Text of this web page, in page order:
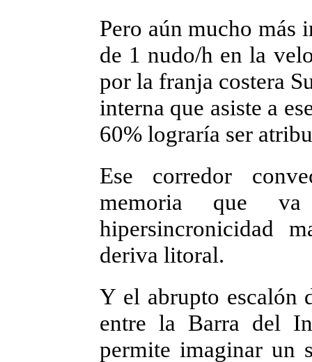
Pero aún mucho más
de 1 nudo/h en la
por la franja costera
interna que asiste a
60% lograría ser
Ese corredor
memoria que
hipersincronicidad
deriva litoral.
Y el abrupto escalón
entre la Barra del
permite imaginar un